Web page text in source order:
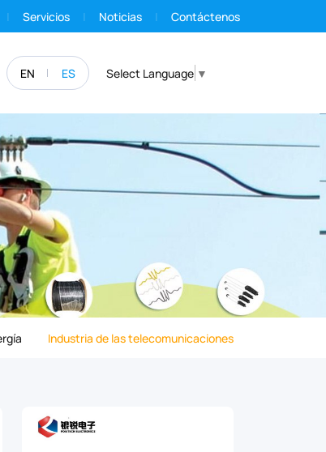
Servicios Noticias Contáctenos
EN ES Select Language ▼
Industria de las telecomunicaciones